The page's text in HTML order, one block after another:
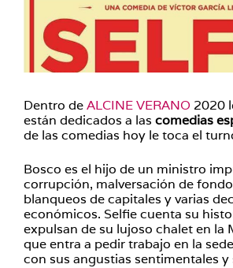
Dentro deALCINE VERANO 2020
están dedicados a las comedias
de las comedias hoy le toca el
Bosco es el hijo de un ministro
corrupción, malversación de
blanqueos de capitales y varias
económicos. Selfie cuenta su
expulsan de su lujoso chalet en la
que entra a pedir trabajo en la
con sus angustias sentimentales y